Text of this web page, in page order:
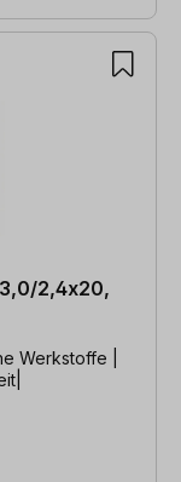
2,4x20,
Werkstoffe |